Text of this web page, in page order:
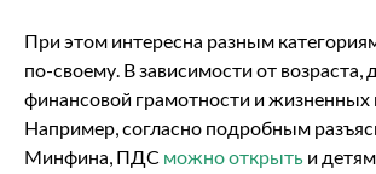
При этом интересна разным
по-своему. В зависимости от возраста,
финансовой грамотности и жизненных
Например, согласно подробным
Минфина, ПДС можно открыть и